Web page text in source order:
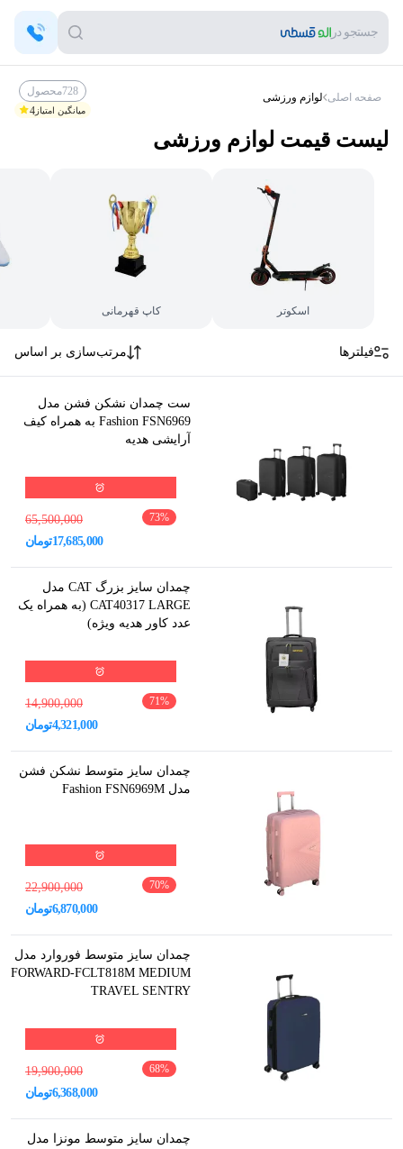
جستجو در
صفحه اصلی لوازم ورزشی
4 میانگین امتیاز
728محصول
لیست قیمت لوازم ورزشی
اسکوتر کاپ قهرمانی
فیلترها مرتب‌سازی بر اساس
ست چمدان نشکن فشن مدل
Fashion FSN6969 به همراه کیف
آرایشی هدیه
73%
65,500,000
17,685,000تومان
چمدان سایز بزرگ CAT مدل
CAT40317 LARGE (به همراه یک
عدد کاور هدیه ویژه)
71%
14,900,000
4,321,000تومان
چمدان سایز متوسط نشکن فشن
مدل Fashion FSN6969M
70%
22,900,000
6,870,000تومان
چمدان سایز متوسط فوروارد مدل
FORWARD-FCLT818M MEDIUM
TRAVEL SENTRY
68%
19,900,000
6,368,000تومان
چمدان سایز متوسط مونزا مدل